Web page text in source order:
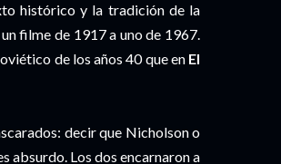
histórico y la tradición de la
filme de 1917 a uno de 1967.
de los años 40 que en El
decir que Nicholson o
absurdo. Los dos encarnaron a